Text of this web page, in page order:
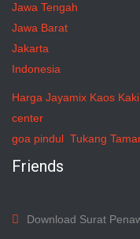
Jawa Tengah
Jawa Barat
Jakarta
Indonesia
Harga Jayamix Kaos
center
goa pindul Tukang
Friends
Download Surat